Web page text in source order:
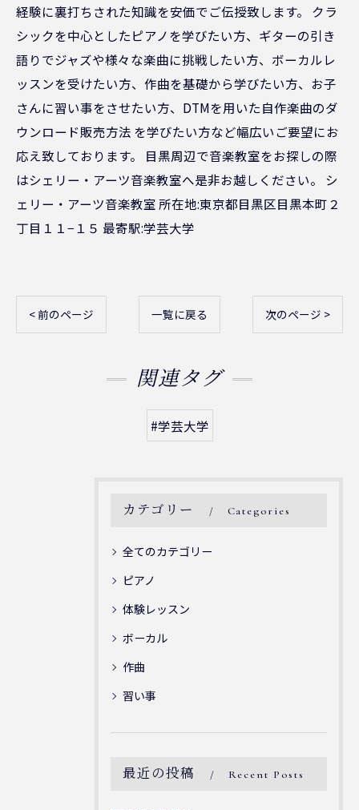
経験に裏打ちされた知識を安価でご伝授致します。 クラ
シックを中心としたピアノを学びたい方、ギターの引き
語りでジャズや様々な楽曲に挑戦したい方、ボーカルレ
ッスンを受けたい方、作曲を基礎から学びたい方、お子
さんに習い事をさせたい方、DTMを用いた自作楽曲のダ
ウンロード販売方法 を学びたい方など幅広いご要望にお
応え致しております。 目黒周辺で音楽教室をお探しの際
はシェリー・アーツ音楽教室へ是非お越しください。 シ
ェリー・アーツ音楽教室 所在地:東京都目黒区目黒本町２
丁目１１−１５ 最寄駅:学芸大学
< 前のページ 一覧に戻る 次のページ >
関連タグ
#学芸大学
カテゴリー Categories
全てのカテゴリー
ピアノ
体験レッスン
ボーカル
作曲
習い事
最近の投稿 Recent Posts